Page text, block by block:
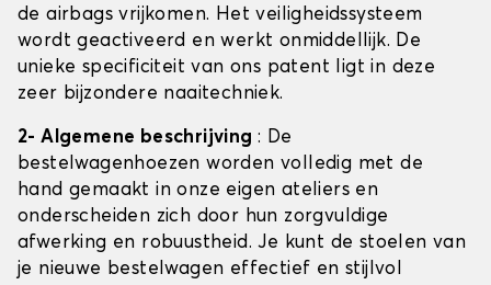
de airbags vrijkomen. Het veiligheidssysteem
wordt geactiveerd en werkt onmiddellijk. De
unieke specificiteit van ons patent ligt in deze
zeer bijzondere naaitechniek.
2- Algemene beschrijving : De
bestelwagenhoezen worden volledig met de
hand gemaakt in onze eigen ateliers en
onderscheiden zich door hun zorgvuldige
afwerking en robuustheid. Je kunt de stoelen van
je nieuwe bestelwagen effectief en stijlvol